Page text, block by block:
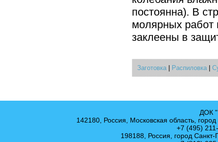
постоянна). В
молярных работ
заклеены в
Заготовка Распиловка
ДОК
142180, Россия, Московская область,
+7 (495)
198188, Россия, город